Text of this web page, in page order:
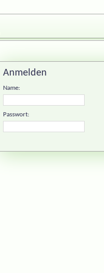
Anmelden
Name:
Passwort: